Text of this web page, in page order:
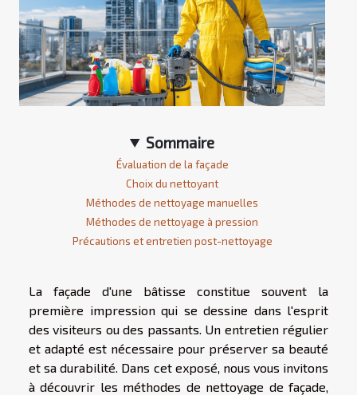
Sommaire
Évaluation de la façade
Choix du nettoyant
Méthodes de nettoyage manuelles
Méthodes de nettoyage à pression
Précautions et entretien post-nettoyage
La façade d'une bâtisse constitue souvent la
première impression qui se dessine dans l'esprit
des visiteurs ou des passants. Un entretien régulier
et adapté est nécessaire pour préserver sa beauté
et sa durabilité. Dans cet exposé, nous vous invitons
à découvrir les méthodes de nettoyage de façade,